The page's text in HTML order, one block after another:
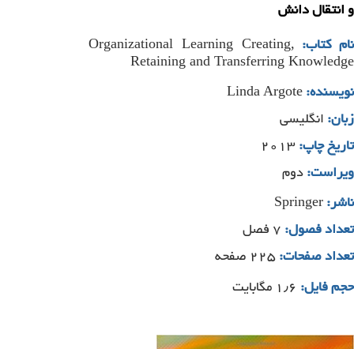
و انتقال دانش
نام کتاب: Organizational Learning Creating,
Retaining and Transferring Knowledge
نویسنده: Linda Argote
زبان: انگلیسی
تاریخ چاپ: ۲۰۱۳
ویراست: دوم
ناشر: Springer
تعداد فصول:
تعداد صفحات:
حجم فایل: ۱٫۶ مگابایت